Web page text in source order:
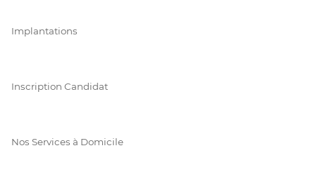
Implantations
Inscription Candidat
Nos Services à Domicile